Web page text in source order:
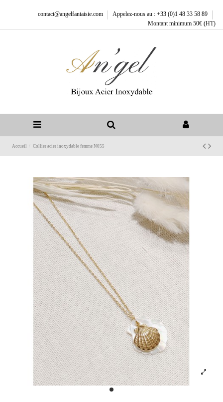
contact@angelfantaisie.com
Appelez-nous au : +33 (0)1 48 33 58 89
Montant minimum 50€ (HT)
Accueil Collier acier inoxydable femme N055